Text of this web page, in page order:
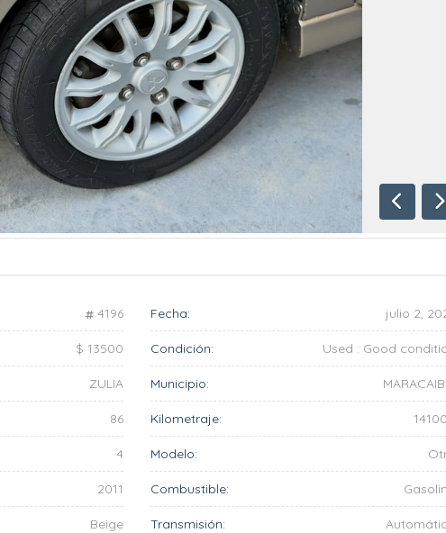
4196 Fecha: julio 2,
$ 13500 Condición: Used : Good
ZULIA Municipio:
86 Kilometraje:
4 Modelo:
2011 Combustible:
Beige Transmisión: